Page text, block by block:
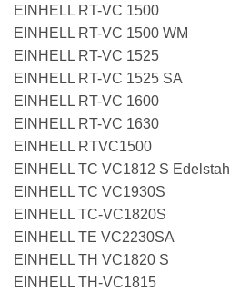
EINHELL RT-VC 1500
EINHELL RT-VC 1500 WM
EINHELL RT-VC 1525
EINHELL RT-VC 1525 SA
EINHELL RT-VC 1600
EINHELL RT-VC 1630
EINHELL RTVC1500
EINHELL TC VC1812 S Edelstahl
EINHELL TC VC1930S
EINHELL TC-VC1820S
EINHELL TE VC2230SA
EINHELL TH VC1820 S
EINHELL TH-VC1815